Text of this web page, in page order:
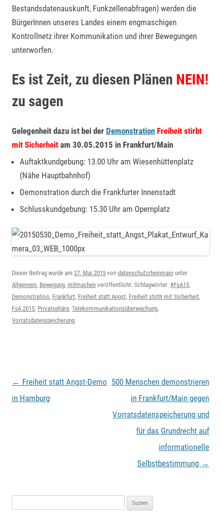
Bestandsdatenauskunft, Funkzellenabfragen) werden die
BürgerInnen unseres Landes einem engmaschigen
Kontrollnetz ihrer Kommunikation und ihrer Bewegungen
unterworfen.
Es ist Zeit, zu diesen Plänen NEIN!
zu sagen
Gelegenheit dazu ist bei der Demonstration Freiheit stirbt
mit Sicherheit am 30.05.2015 in Frankfurt/Main
Auftaktkundgebung: 13.00 Uhr am Wiesenhüttenplatz
(Nähe Hauptbahnhof)
Demonstration durch die Frankfurter Innenstadt
Schlusskundgebung: 15.30 Uhr am Opernplatz
Dieser Beitrag wurde am 27. Mai 2015 von datenschutzrheinmain unter
Allgemein, Bewegung, mitmachen veröffentlicht. Schlagwörter: #FsA15,
Demonstration, Frankfurt, Freiheit statt Angst, Freiheit stirbt mit Sicherheit,
FsA 2015, Privatsphäre, Telekommunikationsüberwachung,
Vorratsdatenspeicherung.
Beitragsnavigation
← Freiheit statt Angst-Demo
in Hamburg
500 Menschen demonstrieren
in Frankfurt/Main gegen
Vorratsdatenspeicherung und
für das Grundrecht auf
informationelle
Selbstbestimmung →